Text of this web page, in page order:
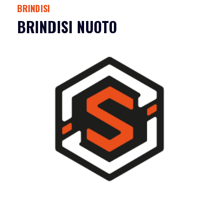
BRINDISI
BRINDISI NUOTO